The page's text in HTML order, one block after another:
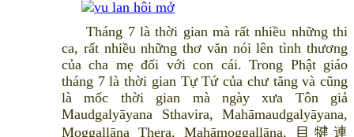
Tháng 7 là thời gian mà rất nhiều những thi
ca, rất nhiều những thơ văn nói lên tình thương
của cha mẹ đối với con cái. Trong Phật giáo
tháng 7 là thời gian Tự Tứ của chư tăng và cũng
là mốc thời gian mà ngày xưa Tôn giả
Maudgalyāyana Sthavira, Mahāmaudgalyāyana,
Moggallāna Thera, Mahāmoggallāna, 目犍連